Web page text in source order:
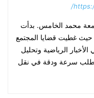
محمد الخامس. بدأت
مع هسبريس، حيث غطيت قضايا المجتمع
الرياضية وتحليل
تتطلب سرعة ودقة في نقل